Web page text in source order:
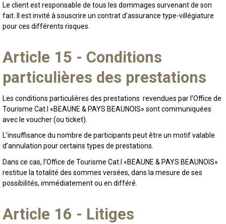
Le client est responsable de tous les dommages survenant de son
fait. Il est invité à souscrire un contrat d’assurance type-villégiature
pour ces différents risques.
Article 15 - Conditions
particulières des prestations
Les conditions particulières des prestations revendues par l’Office de
Tourisme Cat.I «BEAUNE & PAYS BEAUNOIS» sont communiquées
avec le voucher (ou ticket).
L’insuffisance du nombre de participants peut être un motif valable
d’annulation pour certains types de prestations.
Dans ce cas, l’Office de Tourisme Cat.I «BEAUNE & PAYS BEAUNOIS»
restitue la totalité des sommes versées, dans la mesure de ses
possibilités, immédiatement ou en différé.
Article 16 - Litiges